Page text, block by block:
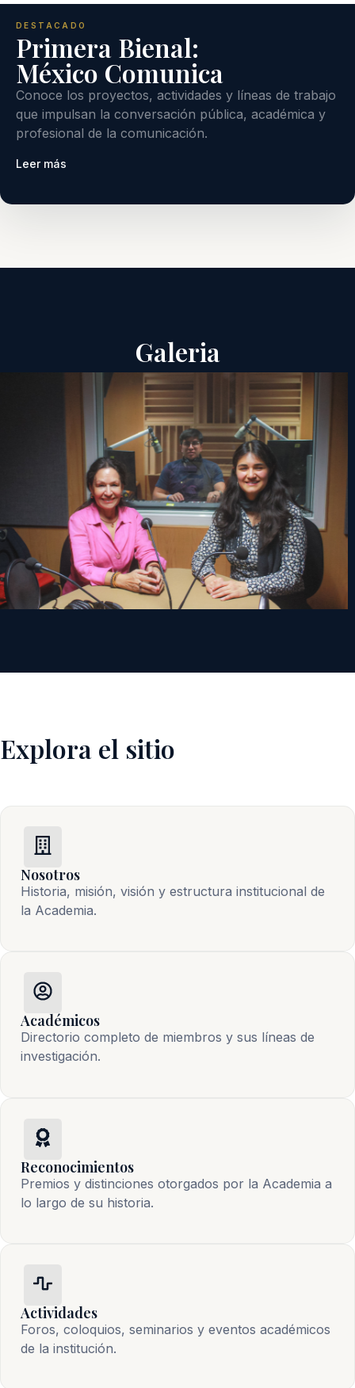
DESTACADO
Primera Bienal:
México Comunica
Conoce los proyectos, actividades y líneas de trabajo
que impulsan la conversación pública, académica y
profesional de la comunicación.
Leer más
Galeria
Explora el sitio
Nosotros
Historia, misión, visión y estructura institucional de
la Academia.
Académicos
Directorio completo de miembros y sus líneas de
investigación.
Reconocimientos
Premios y distinciones otorgados por la Academia a
lo largo de su historia.
Actividades
Foros, coloquios, seminarios y eventos académicos
de la institución.